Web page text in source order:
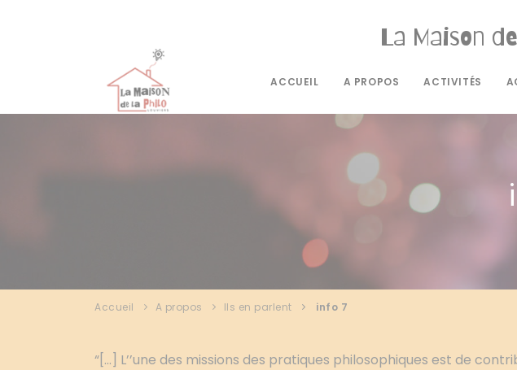
La Maison
ACCUEIL A PROPOS ACTIVITÉS
Accueil A propos Ils en parlent info 7
“[...] L’’une des missions des pratiques philosophiques est de